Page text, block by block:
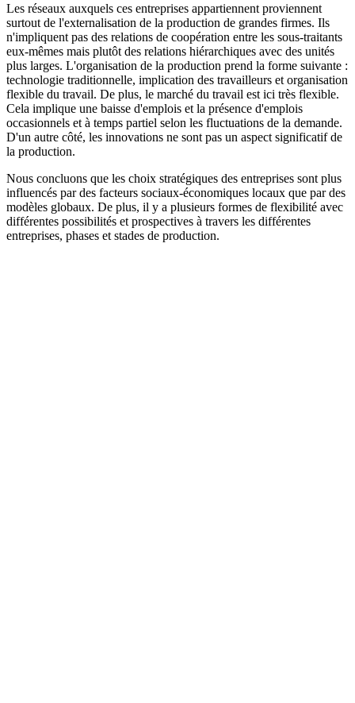
Les réseaux auxquels ces entreprises appartiennent proviennent
surtout de l'externalisation de la production de grandes firmes. Ils
n'impliquent pas des relations de coopération entre les sous-traitants
eux-mêmes mais plutôt des relations hiérarchiques avec des unités
plus larges. L'organisation de la production prend la forme suivante :
technologie traditionnelle, implication des travailleurs et organisation
flexible du travail. De plus, le marché du travail est ici très flexible.
Cela implique une baisse d'emplois et la présence d'emplois
occasionnels et à temps partiel selon les fluctuations de la demande.
D'un autre côté, les innovations ne sont pas un aspect significatif de
la production.
Nous concluons que les choix stratégiques des entreprises sont plus
influencés par des facteurs sociaux-économiques locaux que par des
modèles globaux. De plus, il y a plusieurs formes de flexibilité avec
différentes possibilités et prospectives à travers les différentes
entreprises, phases et stades de production.